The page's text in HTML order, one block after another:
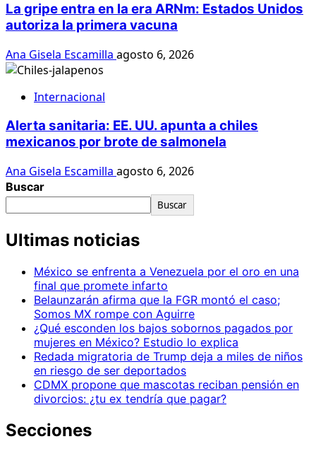
La gripe entra en la era ARNm: Estados Unidos
autoriza la primera vacuna
Ana Gisela Escamilla agosto 6, 2026
Internacional
Alerta sanitaria: EE. UU. apunta a chiles
mexicanos por brote de salmonela
Ana Gisela Escamilla agosto 6, 2026
Buscar
Buscar
Ultimas noticias
México se enfrenta a Venezuela por el oro en una
final que promete infarto
Belaunzarán afirma que la FGR montó el caso;
Somos MX rompe con Aguirre
¿Qué esconden los bajos sobornos pagados por
mujeres en México? Estudio lo explica
Redada migratoria de Trump deja a miles de niños
en riesgo de ser deportados
CDMX propone que mascotas reciban pensión en
divorcios: ¿tu ex tendría que pagar?
Secciones